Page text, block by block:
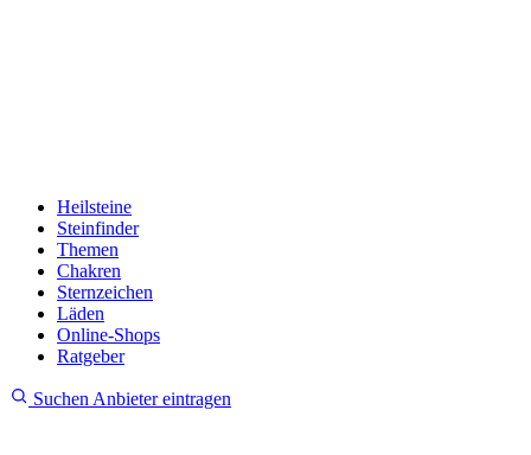
Heilsteine
Steinfinder
Themen
Chakren
Sternzeichen
Läden
Online-Shops
Ratgeber
Suchen Anbieter eintragen